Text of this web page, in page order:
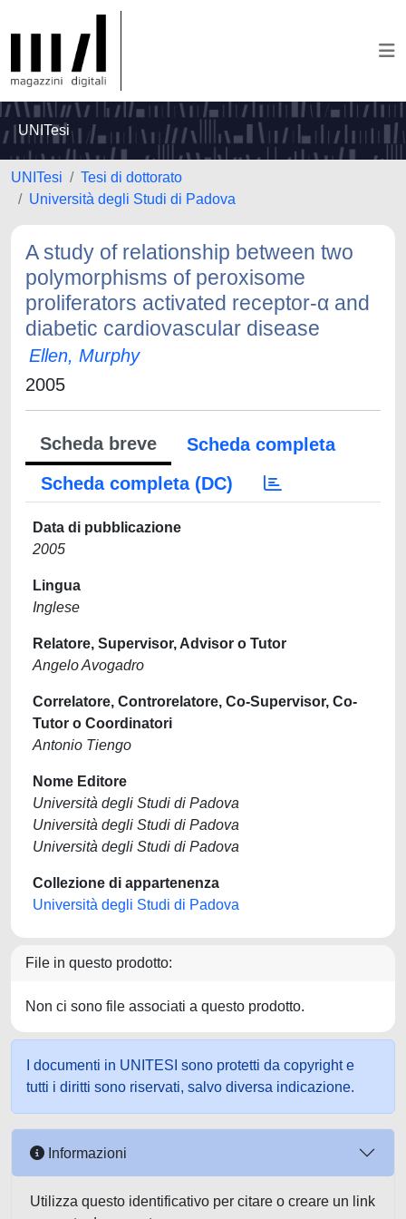
UNITesi
UNITesi
Tesi di dottorato
Università degli Studi di Padova
A study of relationship between two
polymorphisms of peroxisome
proliferators activated receptor-α and
diabetic cardiovascular disease
Ellen, Murphy
2005
Scheda breve
Scheda completa
Scheda completa (DC)
Data di pubblicazione
2005
Lingua
Inglese
Relatore, Supervisor, Advisor o Tutor
Angelo Avogadro
Correlatore, Controrelatore, Co-Supervisor, Co-
Tutor o Coordinatori
Antonio Tiengo
Nome Editore
Università degli Studi di Padova
Università degli Studi di Padova
Università degli Studi di Padova
Collezione di appartenenza
Università degli Studi di Padova
File in questo prodotto:
Non ci sono file associati a questo prodotto.
I documenti in UNITESI sono protetti da copyright e
tutti i diritti sono riservati, salvo diversa indicazione.
Informazioni
Utilizza questo identificativo per citare o creare un link